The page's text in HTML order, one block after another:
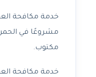
خدمة مكافحة
مشروعًا في
مكتوب.
خدمة مكافحة